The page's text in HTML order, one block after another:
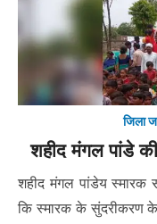
जिला
शहीद मंगल पांडे
शहीद मंगल पांडेय स्मारक
कि स्मारक के सुंदरीकरण के